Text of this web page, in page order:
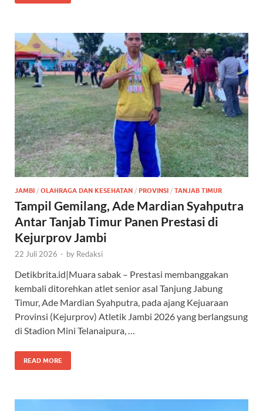
JAMBI / OLAHRAGA DAN KESEHATAN / PROVINSI / TANJAB TIMUR
Tampil Gemilang, Ade Mardian Syahputra
Antar Tanjab Timur Panen Prestasi di
Kejurprov Jambi
22 Juli 2026 - by Redaksi
Detikbrita.id|Muara sabak – Prestasi membanggakan
kembali ditorehkan atlet senior asal Tanjung Jabung
Timur, Ade Mardian Syahputra, pada ajang Kejuaraan
Provinsi (Kejurprov) Atletik Jambi 2026 yang berlangsung
di Stadion Mini Telanaipura, …
READ MORE